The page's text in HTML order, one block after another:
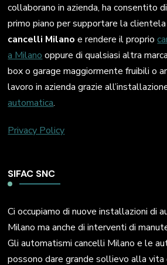
collaborano in azienda, ha consentito
primo piano per supportare la
cancelli Milano e rendere il proprio
a Milano oppure di qualsiasi altra
box o garage maggiormente fruibili o
lavoro in azienda grazie
automatica.
Privacy Policy
SIFAC SNC
Ci occupiamo di nuove installazioni di
Milano ma anche di interventi di
Gli automatismi cancelli Milano e le
possono dare grande sollievo alla